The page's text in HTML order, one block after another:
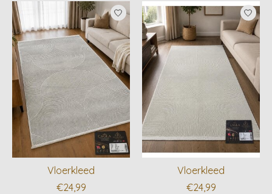
Items van productcarrousel
Vloerkleed
€24,99
Vloerkleed
€24,99